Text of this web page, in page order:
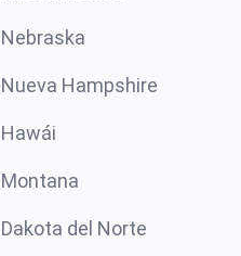
Nebraska
Nueva Hampshire
Hawái
Montana
Dakota del Norte